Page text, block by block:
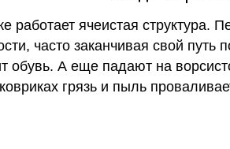
работает ячеистая структура.
часто заканчивая свой
обувь. А еще падают на
грязь и пыль